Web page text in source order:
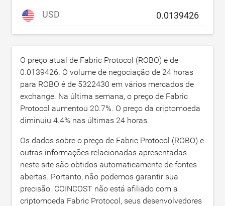
USD
O preço atual de Fabric Protocol (ROBO) é de
0.0139426. O volume de negociação de 24 horas
para ROBO é de 5322430 em vários mercados de
exchange. Na última semana, o preço de Fabric
Protocol aumentou 20.7%. O preço da criptomoeda
diminuiu 4.4% nas últimas 24 horas.
Os dados sobre o preço de Fabric Protocol (ROBO) e
outras informações relacionadas apresentadas
neste site são obtidos automaticamente de fontes
abertas. Portanto, não podemos garantir sua
precisão. COINCOST não está afiliado com a
criptomoeda Fabric Protocol, seus desenvolvedores